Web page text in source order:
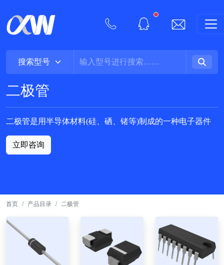
New alerts
二极管
二极管是用半导体材料(硅、硒、锗等)制成的一种电子器件
立即咨询
首页 产品目录 二极管